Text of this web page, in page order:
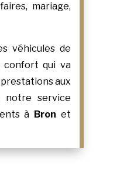
mariage,
véhicules de
confort qui va
aux
notre service
à Bron et